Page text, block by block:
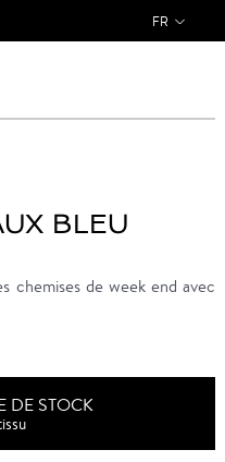
FR
BLEU
chemises de week end avec
DE STOCK